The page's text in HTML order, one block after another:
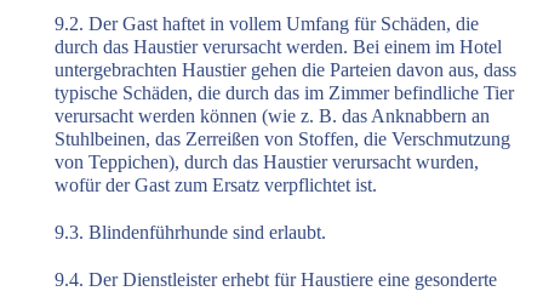
9.2. Der Gast haftet in vollem Umfang für Schäden, die
durch das Haustier verursacht werden. Bei einem im Hotel
untergebrachten Haustier gehen die Parteien davon aus, dass
typische Schäden, die durch das im Zimmer befindliche Tier
verursacht werden können (wie z. B. das Anknabbern an
Stuhlbeinen, das Zerreißen von Stoffen, die Verschmutzung
von Teppichen), durch das Haustier verursacht wurden,
wofür der Gast zum Ersatz verpflichtet ist.
9.3. Blindenführhunde sind erlaubt.
9.4. Der Dienstleister erhebt für Haustiere eine gesonderte